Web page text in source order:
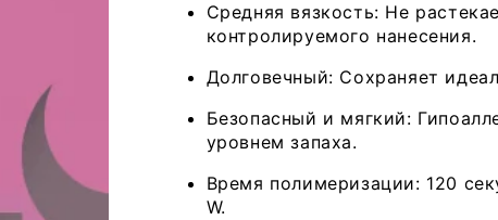
Средняя вязкость: Не
контролируемого нанесения.
Долговечный: Сохраняет
Безопасный и мягкий:
уровнем запаха.
Время полимеризации: 120
W.